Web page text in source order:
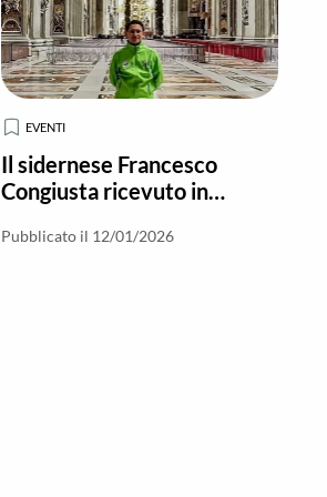
EVENTI
Il sidernese Francesco
Congiusta ricevuto in
collaboratori dell'Anno
Pubblicato il 12/01/2026